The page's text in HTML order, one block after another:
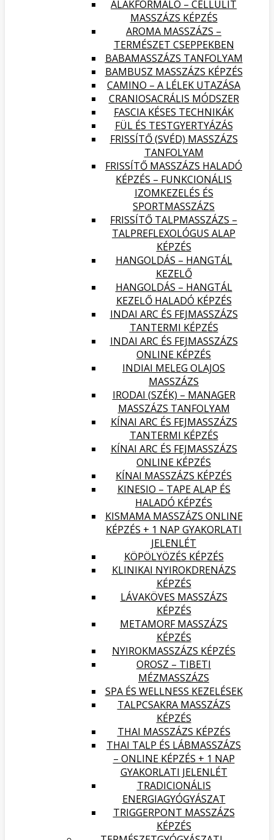
ALAKFORMÁLÓ – CELLULIT
MASSZÁZS KÉPZÉS
AROMA MASSZÁZS –
TERMÉSZET CSEPPEKBEN
BABAMASSZÁZS TANFOLYAM
BAMBUSZ MASSZÁZS KÉPZÉS
CAMINO – A LÉLEK UTAZÁSA
CRANIOSACRÁLIS MÓDSZER
FASCIA KÉSES TECHNIKÁK
FÜL ÉS TESTGYERTYÁZÁS
FRISSÍTŐ (SVÉD) MASSZÁZS
TANFOLYAM
FRISSÍTŐ MASSZÁZS HALADÓ
KÉPZÉS – FUNKCIONÁLIS
IZOMKEZELÉS ÉS
SPORTMASSZÁZS
FRISSÍTŐ TALPMASSZÁZS –
TALPREFLEXOLÓGUS ALAP
KÉPZÉS
HANGOLDÁS – HANGTÁL
KEZELŐ
HANGOLDÁS – HANGTÁL
KEZELŐ HALADÓ KÉPZÉS
INDAI ARC ÉS FEJMASSZÁZS
TANTERMI KÉPZÉS
INDAI ARC ÉS FEJMASSZÁZS
ONLINE KÉPZÉS
INDIAI MELEG OLAJOS
MASSZÁZS
IRODAI (SZÉK) – MANAGER
MASSZÁZS TANFOLYAM
KÍNAI ARC ÉS FEJMASSZÁZS
TANTERMI KÉPZÉS
KÍNAI ARC ÉS FEJMASSZÁZS
ONLINE KÉPZÉS
KÍNAI MASSZÁZS KÉPZÉS
KINESIO – TAPE ALAP ÉS
HALADÓ KÉPZÉS
KISMAMA MASSZÁZS ONLINE
KÉPZÉS + 1 NAP GYAKORLATI
JELENLÉT
KÖPÖLYÖZÉS KÉPZÉS
KLINIKAI NYIROKDRENÁZS
KÉPZÉS
LÁVAKÖVES MASSZÁZS
KÉPZÉS
METAMORF MASSZÁZS
KÉPZÉS
NYIROKMASSZÁZS KÉPZÉS
OROSZ – TIBETI
MÉZMASSZÁZS
SPA ÉS WELLNESS KEZELÉSEK
TALPCSAKRA MASSZÁZS
KÉPZÉS
THAI MASSZÁZS KÉPZÉS
THAI TALP ÉS LÁBMASSZÁZS
– ONLINE KÉPZÉS + 1 NAP
GYAKORLATI JELENLÉT
TRADICIONÁLIS
ENERGIAGYÓGYÁSZAT
TRIGGERPONT MASSZÁZS
KÉPZÉS